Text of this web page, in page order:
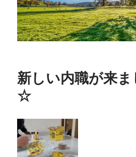
新しい内職が来
☆